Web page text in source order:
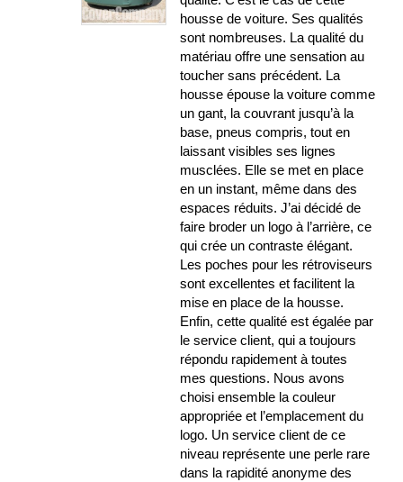
housse de voiture. Ses qualités
sont nombreuses. La qualité du
matériau offre une sensation au
toucher sans précédent. La
housse épouse la voiture comme
un gant, la couvrant jusqu’à la
base, pneus compris, tout en
laissant visibles ses lignes
musclées. Elle se met en place
en un instant, même dans des
espaces réduits. J’ai décidé de
faire broder un logo à l’arrière, ce
qui crée un contraste élégant.
Les poches pour les rétroviseurs
sont excellentes et facilitent la
mise en place de la housse.
Enfin, cette qualité est égalée par
le service client, qui a toujours
répondu rapidement à toutes
mes questions. Nous avons
choisi ensemble la couleur
appropriée et l’emplacement du
logo. Un service client de ce
niveau représente une perle rare
dans la rapidité anonyme des